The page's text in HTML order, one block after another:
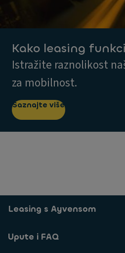
Kako leasing
Istražite raznolikost
za mobilnost.
Saznajte više
Leasing s Ayvensom
Upute i FAQ